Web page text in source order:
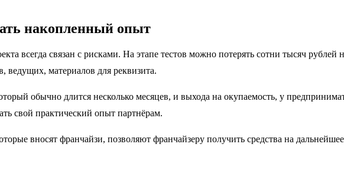
накопленный опыт
всегда связан с рисками. На этапе тестов можно потерять сотни тысяч рублей
ведущих, материалов для реквизита.
обычно длится несколько месяцев, и выхода на окупаемость, у
свой практический опыт партнёрам.
вносят франчайзи, позволяют франчайзеру получить средства на дальнейшее